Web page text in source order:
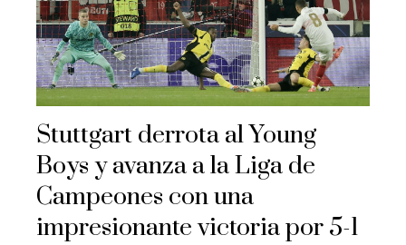
Stuttgart derrota al Young
Boys y avanza a la Liga de
Campeones con una
impresionante victoria por 5-1